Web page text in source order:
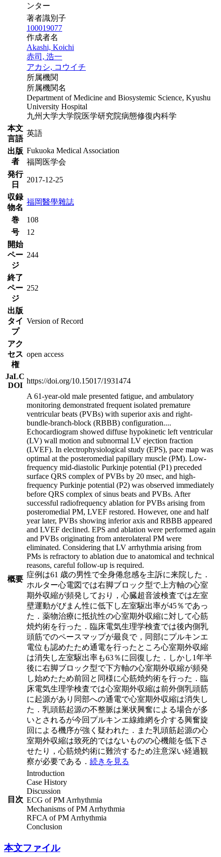
ンター
著者識別子
100019077
作成者名
Akashi, Koichi
赤司, 浩一
アカシ, コウイチ
所属機関
所属機関名
Department of Medicine and Biosystemic Science, Kyushu
University Hospital
九州大学大学院医学研究院病態修復内科学
本文
言語
英語
出版
者
Fukuoka Medical Association
福岡医学会
発行
日
2017-12-25
収録
物名
福岡醫學雜誌
巻
108
号
12
開始
ペー
ジ
244
終了
ペー
ジ
252
出版
タイ
プ
Version of Record
アク
セス
権
open access
JaLC
DOI
https://doi.org/10.15017/1931474
概要
A 61-year-old male presented fatigue, and ambulatory
monitoring demonstrated frequent isolated premature
ventricular beats (PVBs) with superior axis and right-
bundle-branch-block (RBBB) configuration....
Echocardiogram showed diffuse hypokinetic left ventricular
(LV) wall motion and subnormal LV ejection fraction
(LVEF). In electrophysiological study (EPS), pace map was
optimal at the posteromedial papillary muscle (PM). Low-
frequency mid-diastolic Purkinje potential (P1) preceded
surface QRS complex of PVBs by 20 msec, and high-
frequency Purkinje potential (P2) was observed immediately
before QRS complex of sinus beats and PVBs. After
successful radiofrequency ablation for PVBs arising from
posteromedial PM, LVEF restored. However, one and half
year later, PVBs showing inferior axis and RBBB appeared
and LVEF declined. EPS and ablation were performed again
and PVBs originating from anterolateral PM were
eliminated. Considering that LV arrhythmia arising from
PMs is refractory to ablation due to anatomical and technical
reasons, careful follow-up is required.
症例は61 歳の男性で全身倦怠感を主訴に来院した．
ホルター心電図では右脚ブロック型で上方軸の心室
期外収縮が頻発しており，心臓超音波検査では左室
壁運動がびまん性に低下し左室駆出率が45％であっ
た．薬物治療に抵抗性の心室期外収縮に対して心筋
焼灼術を行った．臨床電気生理学検査では後内側乳
頭筋でのペースマップが最良で，同部にプルキンエ
電位も認めたため通電を行ったところ心室期外収縮
は消失し左室駆出率も63％に回復した．しかし1年半
後に右脚ブロック型で下方軸の心室期外収縮が頻発
し始めたため前回と同様に心筋焼灼術を行った．臨
床電気生理学検査では心室期外収縮は前外側乳頭筋
に起源があり同部への通電で心室期外収縮は消失し
た．乳頭筋起源の不整脈は巣状興奮による場合が多
いとされるが今回プルキンエ線維網を介する興奮旋
回による機序が強く疑われた．また乳頭筋起源の心
室期外収縮は致死的ではないものの心機能を低下さ
せたり，心筋焼灼術に難渋するため注意深い経過観
察が必要である． 続きを見る
目次
Introduction
Case History
Discussion
ECG of PM Arrhythmia
Mechanisms of PM Arrhythmia
RFCA of PM Arrhythmia
Conclusion
本文ファイル